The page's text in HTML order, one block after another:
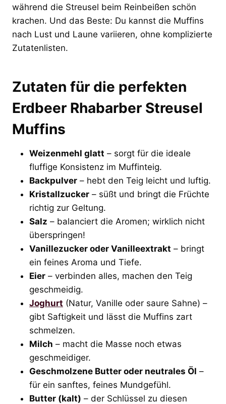
während die Streusel beim Reinbeißen schön
krachen. Und das Beste: Du kannst die Muffins
nach Lust und Laune variieren, ohne komplizierte
Zutatenlisten.
Zutaten für die perfekten
Erdbeer Rhabarber Streusel
Muffins
Weizenmehl glatt – sorgt für die ideale
fluffige Konsistenz im Muffinteig.
Backpulver – hebt den Teig leicht und luftig.
Kristallzucker – süßt und bringt die Früchte
richtig zur Geltung.
Salz – balanciert die Aromen; wirklich nicht
überspringen!
Vanillezucker oder Vanilleextrakt – bringt
ein feines Aroma und Tiefe.
Eier – verbinden alles, machen den Teig
geschmeidig.
Joghurt (Natur, Vanille oder saure Sahne) –
gibt Saftigkeit und lässt die Muffins zart
schmelzen.
Milch – macht die Masse noch etwas
geschmeidiger.
Geschmolzene Butter oder neutrales Öl –
für ein sanftes, feines Mundgefühl.
Butter (kalt) – der Schlüssel zu diesen